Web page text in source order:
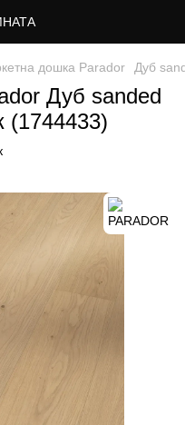
дошка Parador Дуб
Дуб sanded
(1744433)